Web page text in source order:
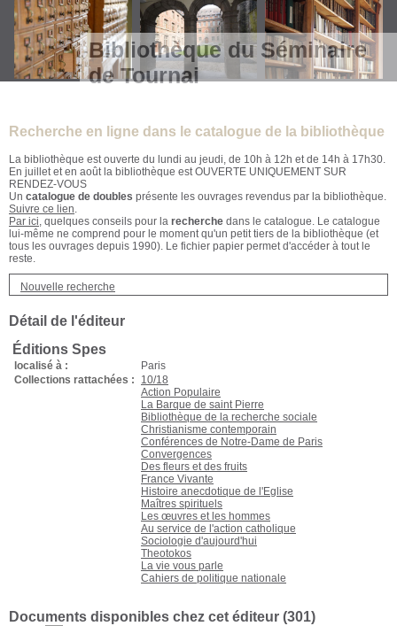
Bibliothèque du Séminaire
de Tournai
Recherche en ligne dans le catalogue de la bibliothèque
La bibliothèque est ouverte du lundi au jeudi, de 10h à 12h et de 14h à 17h30.
En juillet et en août la bibliothèque est OUVERTE UNIQUEMENT SUR
RENDEZ-VOUS
Un catalogue de doubles présente les ouvrages revendus par la bibliothèque.
Suivre ce lien.
Par ici, quelques conseils pour la recherche dans le catalogue. Le catalogue
lui-même ne comprend pour le moment qu'un petit tiers de la bibliothèque (et
tous les ouvrages depuis 1990). Le fichier papier permet d'accéder à tout le
reste.
Nouvelle recherche
Détail de l'éditeur
Éditions Spes
localisé à :
Paris
Collections rattachées :
10/18
Action Populaire
La Barque de saint Pierre
Bibliothèque de la recherche sociale
Christianisme contemporain
Conférences de Notre-Dame de Paris
Convergences
Des fleurs et des fruits
France Vivante
Histoire anecdotique de l'Eglise
Maîtres spirituels
Les œuvres et les hommes
Au service de l'action catholique
Sociologie d'aujourd'hui
Theotokos
La vie vous parle
Cahiers de politique nationale
Documents disponibles chez cet éditeur (301)